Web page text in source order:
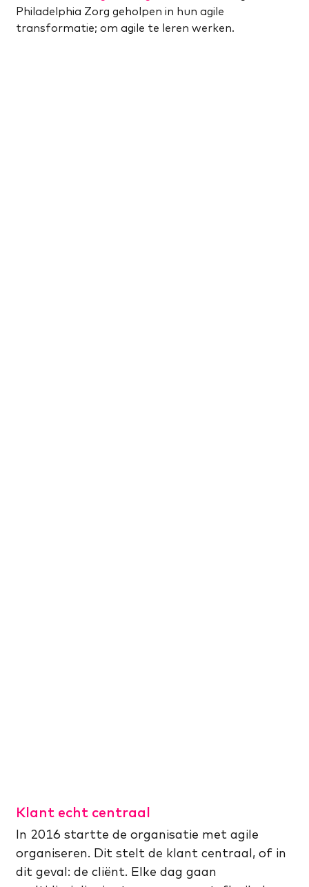
Philadelphia Zorg geholpen in hun agile
transformatie; om agile te leren werken.
Klant echt centraal
In 2016 startte de organisatie met agile
organiseren. Dit stelt de klant centraal, of in
dit geval: de cliënt. Elke dag gaan